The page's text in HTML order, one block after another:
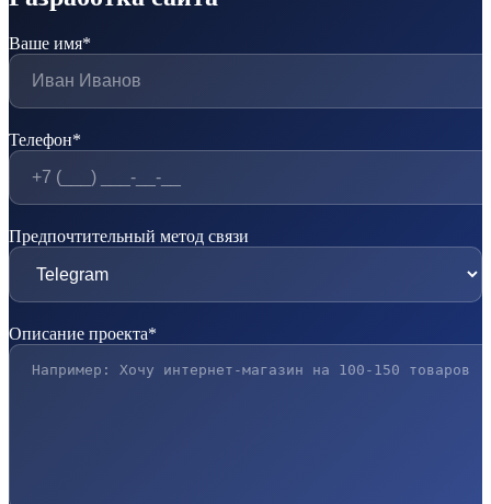
Ваше имя*
Телефон*
Предпочтительный метод связи
Описание проекта*